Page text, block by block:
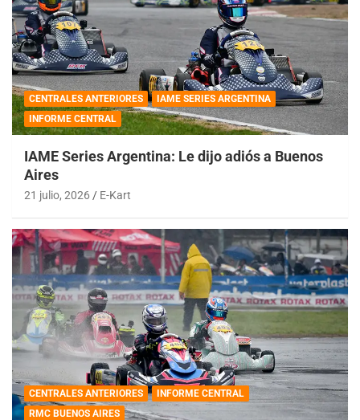
CENTRALES ANTERIORES
IAME SERIES ARGENTINA
INFORME CENTRAL
IAME Series Argentina: Le dijo adiós a Buenos
Aires
21 julio, 2026 E-Kart
CENTRALES ANTERIORES
INFORME CENTRAL
RMC BUENOS AIRES